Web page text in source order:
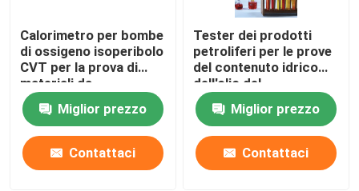
Calorimetro per bombe
di ossigeno isoperibolo
CVT per la prova di
materiali da
costruzione a base di
olio di alimentazione
del carbone
Miglior prezzo
Contattaci
Tester dei prodotti
petroliferi per le prove
del contenuto idrico
dell'olio del
trasformatore
Miglior prezzo
Contattaci